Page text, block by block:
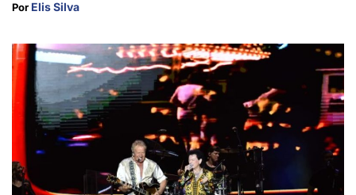
Por Elis Silva